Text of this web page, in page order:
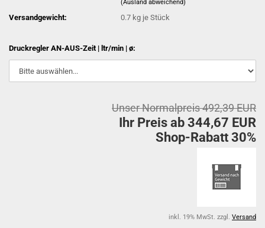
(Ausland abweichend)
Versandgewicht: 0.7 kg je Stück
Druckregler AN-AUS-Zeit | ltr/min | ø:
Unser Normalpreis 492,39 EUR
Ihr Preis ab 344,67 EUR
Shop-Rabatt 30%
inkl. 19% MwSt. zzgl. Versand